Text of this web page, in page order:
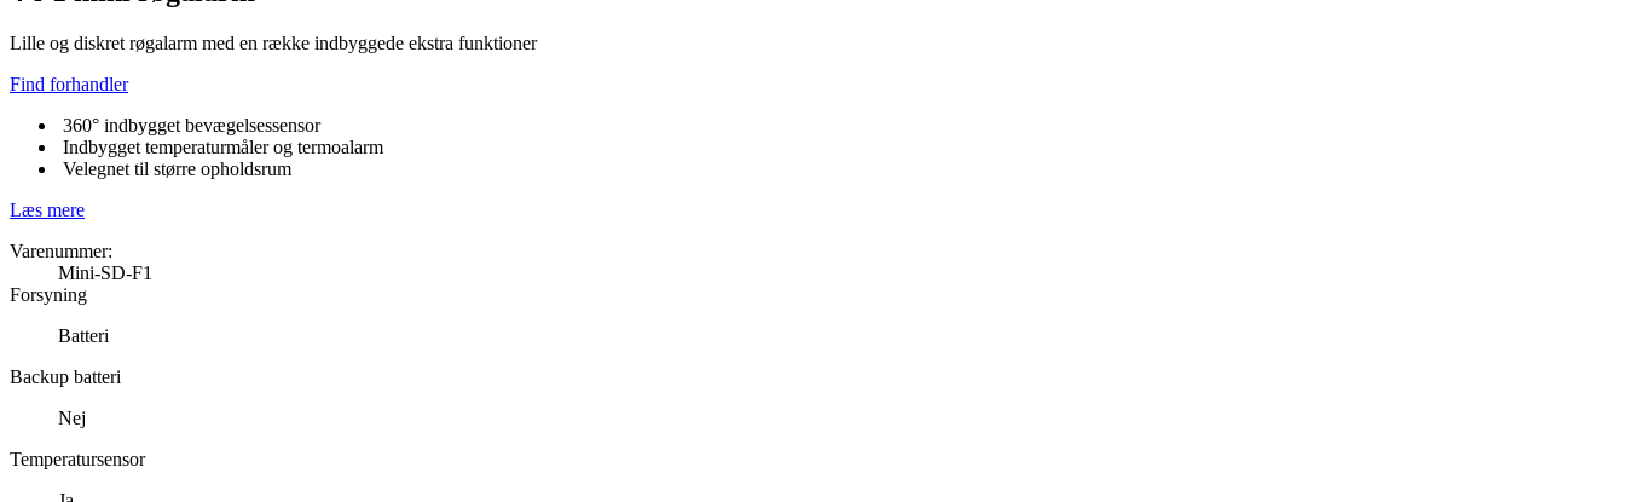
Lille og diskret røgalarm med en række indbyggede ekstra funktioner
Find forhandler
360° indbygget bevægelsessensor
Indbygget temperaturmåler og termoalarm
Velegnet til større opholdsrum
Læs mere
Varenummer:
Mini-SD-F1
Forsyning
Batteri
Backup batteri
Nej
Temperatursensor